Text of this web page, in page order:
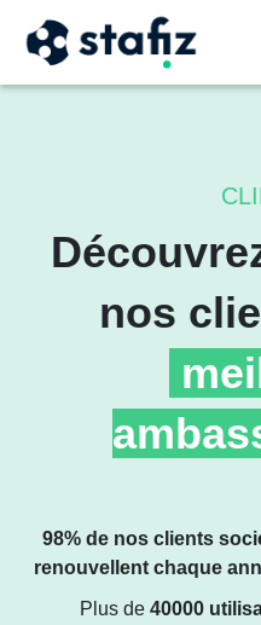
nos
98% de nos clients
renouvellent chaque
Plus de 40000